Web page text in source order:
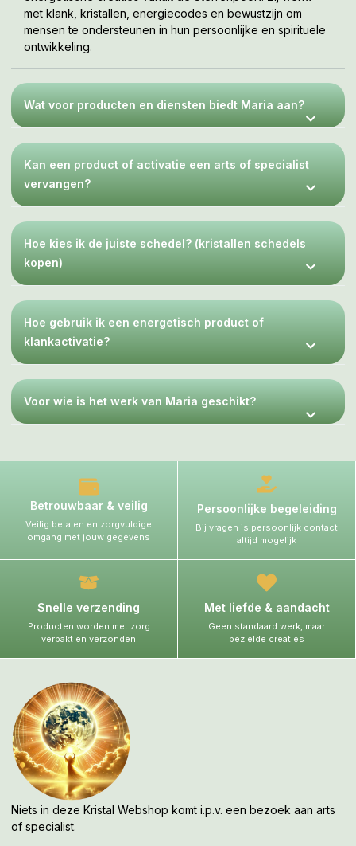
met klank, kristallen, energiecodes en bewustzijn om
mensen te ondersteunen in hun persoonlijke en spirituele
ontwikkeling.
Wat voor producten en diensten biedt Maria aan?
Kan een product of activatie een arts of specialist
vervangen?
Hoe kies ik de juiste schedel? (kristallen schedels
kopen)
Hoe gebruik ik een energetisch product of
klankactivatie?
Voor wie is het werk van Maria geschikt?
Betrouwbaar & veilig
Veilig betalen en zorgvuldige
omgang met jouw gegevens
Persoonlijke begeleiding
Bij vragen is persoonlijk contact
altijd mogelijk
Snelle verzending
Producten worden met zorg
verpakt en verzonden
Met liefde & aandacht
Geen standaard werk, maar
bezielde creaties
Niets in deze Kristal Webshop komt i.p.v. een bezoek aan arts
of specialist.